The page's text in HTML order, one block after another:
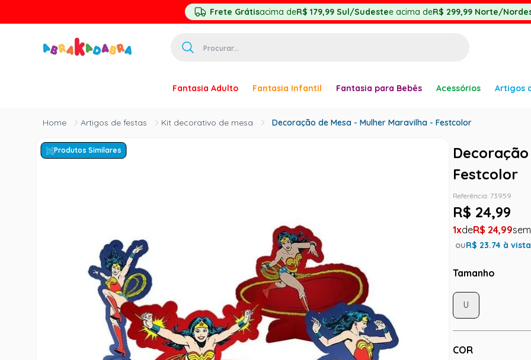
Frete Grátisacima deR$ 179,99 Sul/Sudestee acima deR$ 299,99 Norte/
Fantasia Adulto Fantasia Infantil Fantasia para Bebês Acessórios Artigos
Artigos de festas Kit decorativo de mesa Decoração de Mesa - Mulher Maravilha - Festcolor
Produtos Similares
Festcolor
Referência: 73959
R$ 24,99
1 R$ 24,99
ouR$ 23.74 à vista
Tamanho
COR
U
branca neve
rumi